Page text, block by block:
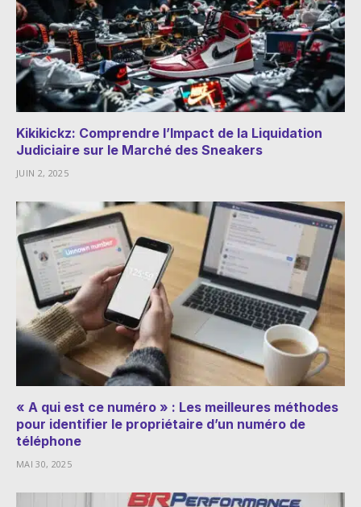
Kikikickz: Comprendre l’Impact de la Liquidation
Judiciaire sur le Marché des Sneakers
JUIN 2, 2025
« A qui est ce numéro » : Les meilleures méthodes
pour identifier le propriétaire d’un numéro de
téléphone
MAI 30, 2025